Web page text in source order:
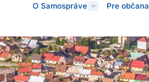
O Samospráve Pre občana